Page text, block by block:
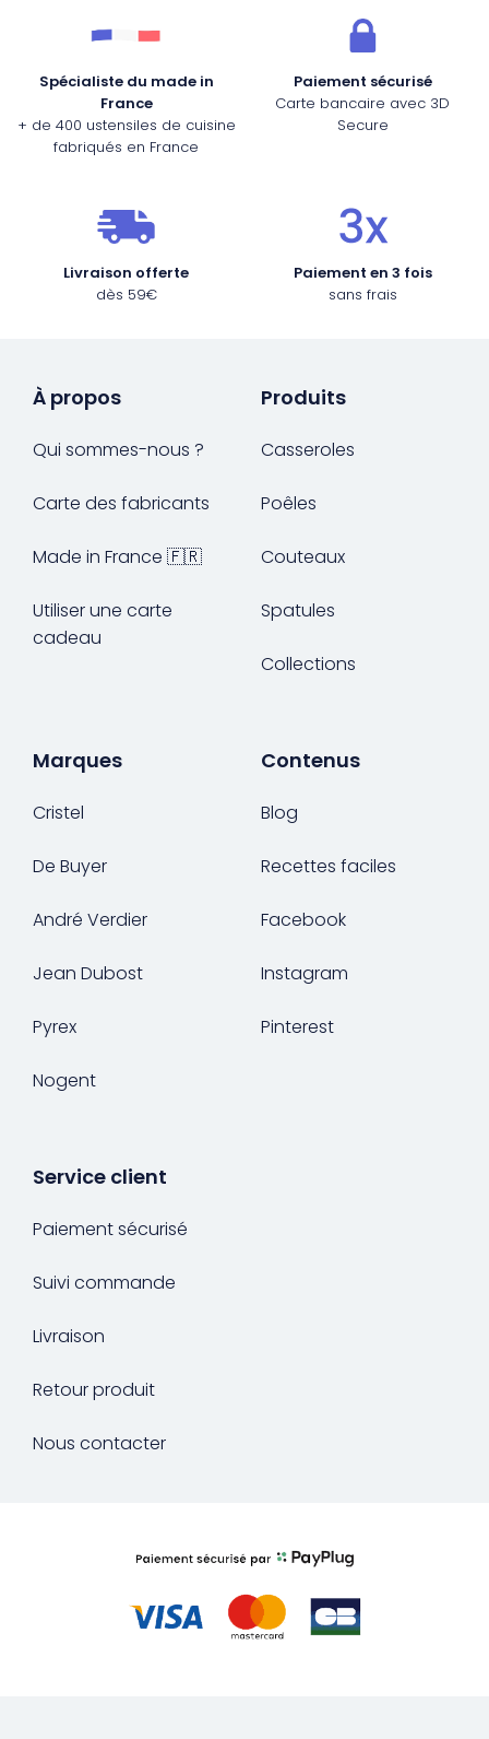
Spécialiste du made in
France
+ de 400 ustensiles de cuisine
fabriqués en France
Paiement sécurisé
Carte bancaire avec 3D
Secure
Livraison offerte
dès 59€
Paiement en 3 fois
sans frais
À propos
Qui sommes-nous ?
Carte des fabricants
Made in France 🇫🇷
Utiliser une carte
cadeau
Produits
Casseroles
Poêles
Couteaux
Spatules
Collections
Marques
Cristel
De Buyer
André Verdier
Jean Dubost
Pyrex
Nogent
Contenus
Blog
Recettes faciles
Facebook
Instagram
Pinterest
Service client
Paiement sécurisé
Suivi commande
Livraison
Retour produit
Nous contacter